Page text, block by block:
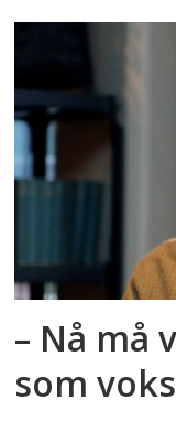
– Nå må
som